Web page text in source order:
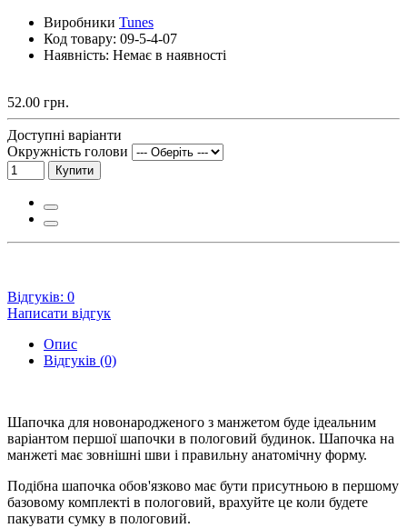
Виробники Tunes
Код товару: 09-5-4-07
Наявність: Немає в наявності
52.00 грн.
Доступні варіанти
Окружність голови
Купити
Відгуків: 0
Написати відгук
Опис
Відгуків (0)
Шапочка для новонародженого з манжетом буде ідеальним
варіантом першої шапочки в пологовий будинок. Шапочка на
манжеті має зовнішні шви і правильну анатомічну форму.
Подібна шапочка обов'язково має бути присутньою в першому
базовому комплекті в пологовий, врахуйте це коли будете
пакувати сумку в пологовий.